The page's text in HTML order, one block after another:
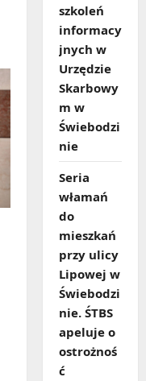
szkoleń
informacy
jnych w
Urzędzie
Skarbowy
m w
Świebodzi
nie
Seria
włamań
do
mieszkań
przy ulicy
Lipowej w
Świebodzi
nie. ŚTBS
apeluje o
ostrożnoś
ć